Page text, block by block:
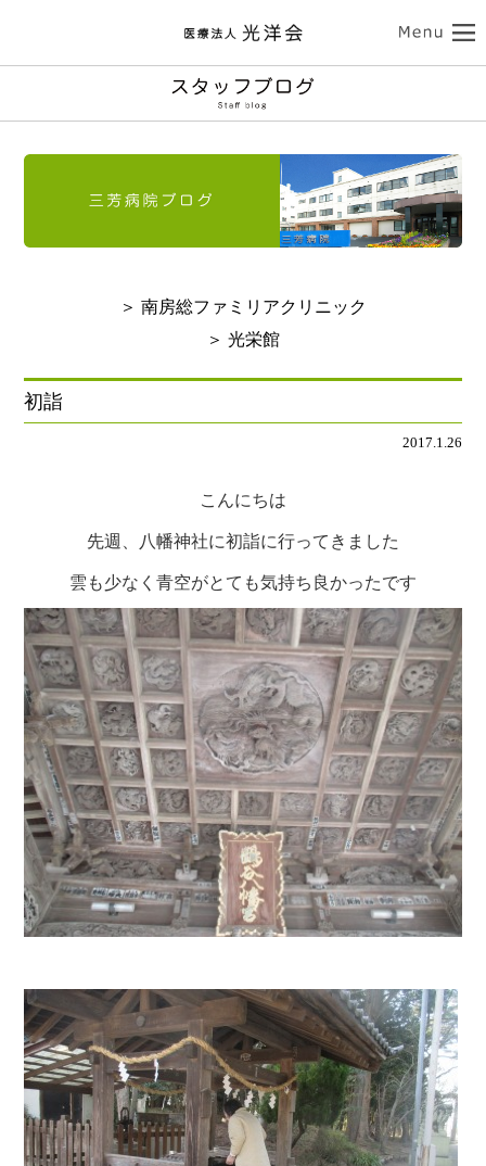
ココロの健康
三芳病院
トップ 外来受診のご案内
訪問看護のご案内
南房総ファミリアクリニック
診療のご案内
クリニックのご案内
アクセス
介護サービス
介護老人保健施設 光栄館
リハビリテーション
レクリエーション
介護保険相談・ケアプラン作成 【三芳ケアステーション】
三芳地域在宅介護相談 【三芳地域介護支援センター】
光洋会の取組
光洋会グループ
スタッフブログ
採用情報
三芳野会
お問い合せ
＞ 南房総ファミリアクリニック
＞ 光栄館
初詣
2017.1.26
こんにちは
先週、八幡神社に初詣に行ってきました
雲も少なく青空がとても気持ち良かったです